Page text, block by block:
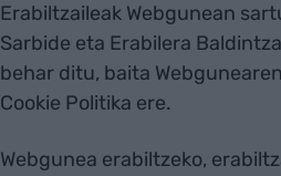
Erabiltzaileak Webgunean
Sarbide eta Erabilera
behar ditu, baita
Cookie Politika ere.
Webgunea erabiltzeko,